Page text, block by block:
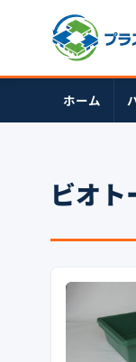
ホーム
ビオト